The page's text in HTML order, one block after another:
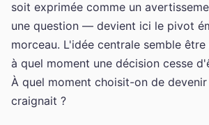
soit exprimée comme un
une question — devient ici le pivot
morceau. L'idée centrale semble
à quel moment une décision cesse
À quel moment choisit-on de
craignait ?